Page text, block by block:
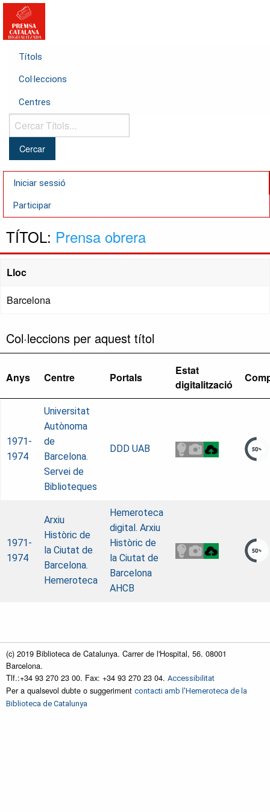
Títols
Col·leccions
Centres
Cercar
Títols...
Iniciar sessió
Participar
TÍTOL: Prensa obrera
Lloc
Barcelona
Col·leccions per aquest títol
Anys Centre Portals
Estat
digitalització
1971-
1974
Universitat
Autònoma
de
Barcelona.
Servei de
Biblioteques
DDD UAB
1971-
1974
Arxiu
Històric de
la Ciutat de
Barcelona.
Hemeroteca
Hemeroteca
digital. Arxiu
Històric de
la Ciutat de
Barcelona
AHCB
(c) 2019 Biblioteca de Catalunya. Carrer de l'Hospital, 56. 08001
Barcelona.
Tlf.:+34 93 270 23 00. Fax: +34 93 270 23 04. Accessibilitat
Per a qualsevol dubte o suggeriment contacti amb l'Hemeroteca de la
Biblioteca de Catalunya